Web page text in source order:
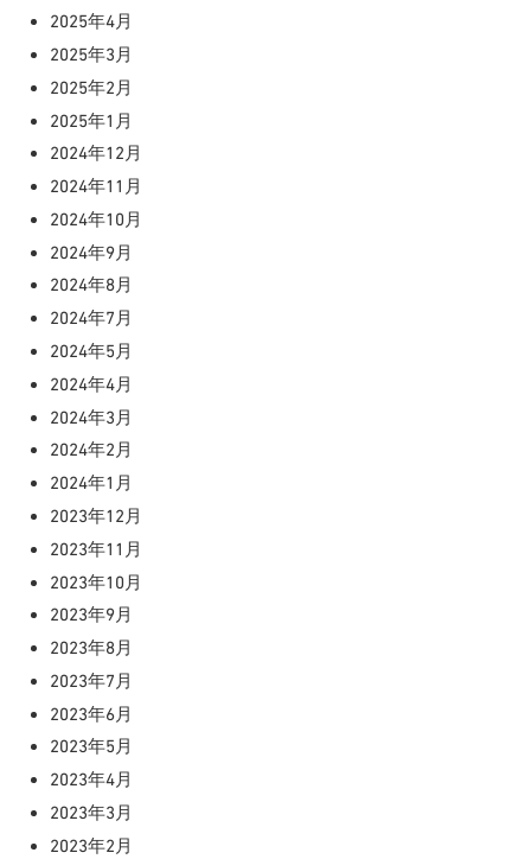
2025年4月
2025年3月
2025年2月
2025年1月
2024年12月
2024年11月
2024年10月
2024年9月
2024年8月
2024年7月
2024年5月
2024年4月
2024年3月
2024年2月
2024年1月
2023年12月
2023年11月
2023年10月
2023年9月
2023年8月
2023年7月
2023年6月
2023年5月
2023年4月
2023年3月
2023年2月